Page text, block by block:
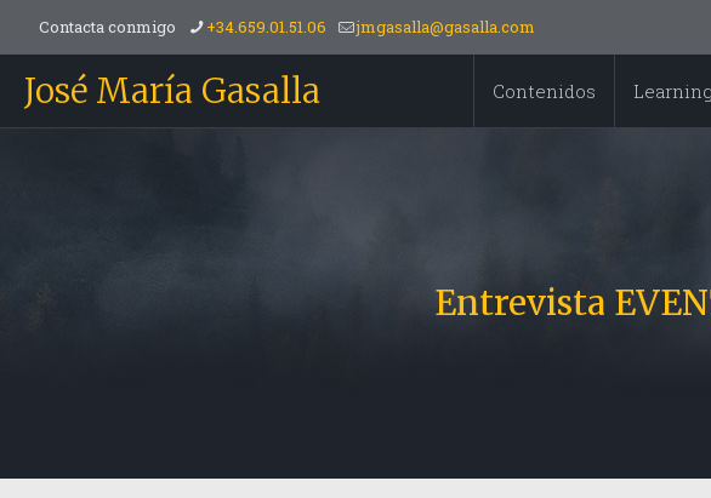
Contacta conmigo +34.659.01.51.06 jmgasalla@gasalla.com
José María Gasalla Contenidos
Entrevista